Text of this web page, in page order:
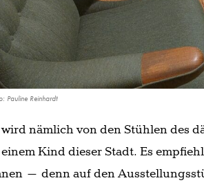
Pauline Reinhardt
nämlich von den Stühlen des
Kind dieser Stadt. Es
– denn auf den